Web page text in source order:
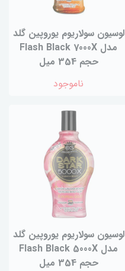
لوسیون سولاریوم یوروپین گلد
مدل Flash Black 7000X
حجم 354 میل
ناموجود
لوسیون سولاریوم یوروپین گلد
مدل Flash Black 5000X
حجم 354 میل